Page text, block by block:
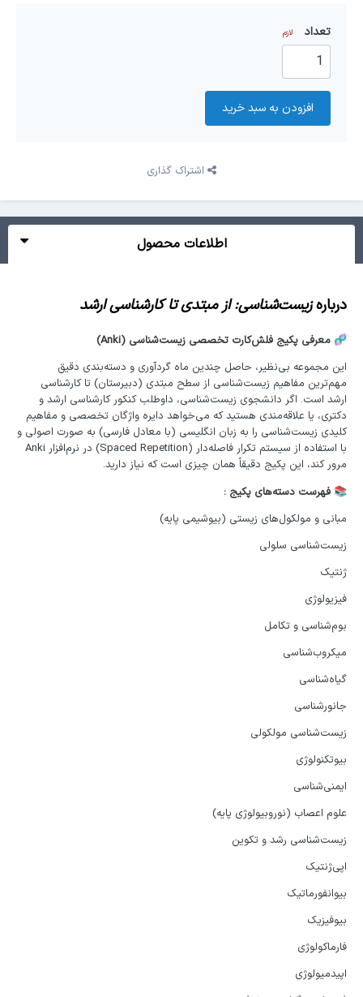
تعداد لازم
افزودن به سبد‌ خرید
اشتراک گذاری
اطلاعات محصول
دربارهزیست‌شناسی: از مبتدی تا کارشناسی ارشد
🧬 معرفی پکیج فلش‌کارت تخصصی زیست‌شناسی (Anki)
این مجموعه بی‌نظیر، حاصل چندین ماه گردآوری و دسته‌بندی دقیق
مهم‌ترین مفاهیم زیست‌شناسی از سطح مبتدی (دبیرستان) تا کارشناسی
ارشد است. اگر دانشجوی زیست‌شناسی، داوطلب کنکور کارشناسی ارشد و
دکتری، یا علاقه‌مندی هستید که می‌خواهد دایره واژگان تخصصی و مفاهیم
کلیدی زیست‌شناسی را به زبان انگلیسی (با معادل فارسی) به صورت اصولی و
با استفاده از سیستم تکرار فاصله‌دار (Spaced Repetition) در نرم‌افزار Anki
مرور کند، این پکیج دقیقاً همان چیزی است که نیاز دارید.
📚 فهرست دسته‌های پکیج :
مبانی و مولکول‌های زیستی (بیوشیمی پایه)
زیست‌شناسی سلولی
ژنتیک
فیزیولوژی
بوم‌شناسی و تکامل
میکروب‌شناسی
گیاه‌شناسی
جانورشناسی
زیست‌شناسی مولکولی
بیوتکنولوژی
ایمنی‌شناسی
علوم اعصاب (نوروبیولوژی پایه)
زیست‌شناسی رشد و تکوین
اپی‌ژنتیک
بیوانفورماتیک
بیوفیزیک
فارماکولوژی
اپیدمیولوژی